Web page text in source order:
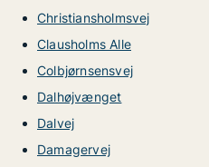
Christiansholmsvej
Clausholms Alle
Colbjørnsensvej
Dalhøjvænget
Dalvej
Damagervej